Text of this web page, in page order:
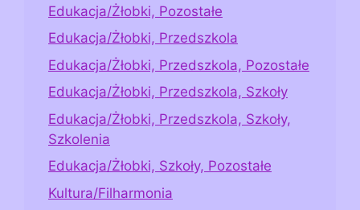
Edukacja/Żłobki, Pozostałe
Edukacja/Żłobki, Przedszkola
Edukacja/Żłobki, Przedszkola, Pozostałe
Edukacja/Żłobki, Przedszkola, Szkoły
Edukacja/Żłobki, Przedszkola, Szkoły,
Szkolenia
Edukacja/Żłobki, Szkoły, Pozostałe
Kultura/Filharmonia